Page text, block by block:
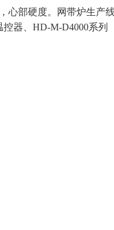
心部硬度。网带炉生产
器、HD-M-D4000系列